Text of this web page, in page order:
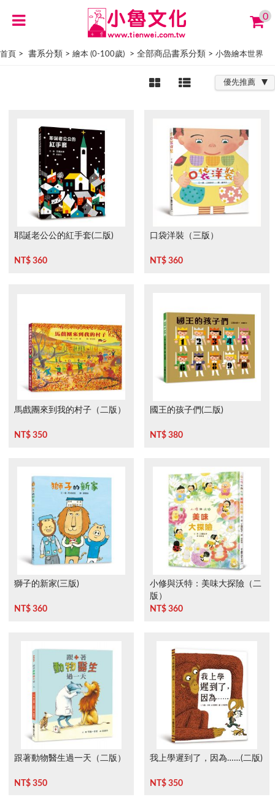
0
首頁 > 書系分類 > 繪本 (0-100歲) > 全部商品書系分類 > 小魯繪本世界
優先推薦
耶誕老公公的紅手套(二版)
NT$ 360
口袋洋裝（三版）
NT$ 360
馬戲團來到我的村子（二版）
NT$ 350
國王的孩子們(二版)
NT$ 380
獅子的新家(三版)
NT$ 360
小修與沃特：美味大探險（二
版）
NT$ 360
跟著動物醫生過一天（二版）
NT$ 350
我上學遲到了，因為……(二版)
NT$ 350